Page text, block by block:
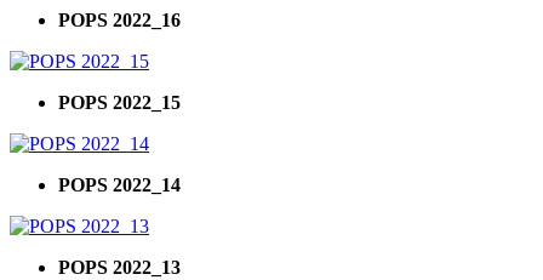
POPS 2022_16
POPS 2022_15
POPS 2022_14
POPS 2022_13